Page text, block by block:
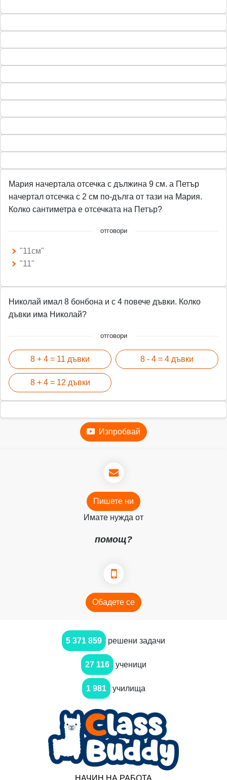
Мария начертала отсечка с дължина 9 см. а Петър
начертал отсечка с 2 см по-дълга от тази на Мария.
Колко сантиметра е отсечката на Петър?
отговори
"11см"
"11"
Николай имал 8 бонбона и с 4 повече дъвки. Колко
дъвки има Николай?
отговори
8 + 4 = 11 дъвки
8 + 4 = 12 дъвки
8 - 4 = 4 дъвки
Изпробвай
Пишете ни
Имате нужда от
помощ?
Обадете се
5 371 859 решени задачи
27 116 ученици
1 981 училища
НАЧИН НА РАБОТА